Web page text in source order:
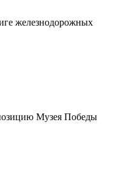
железнодорожных
Музея Победы